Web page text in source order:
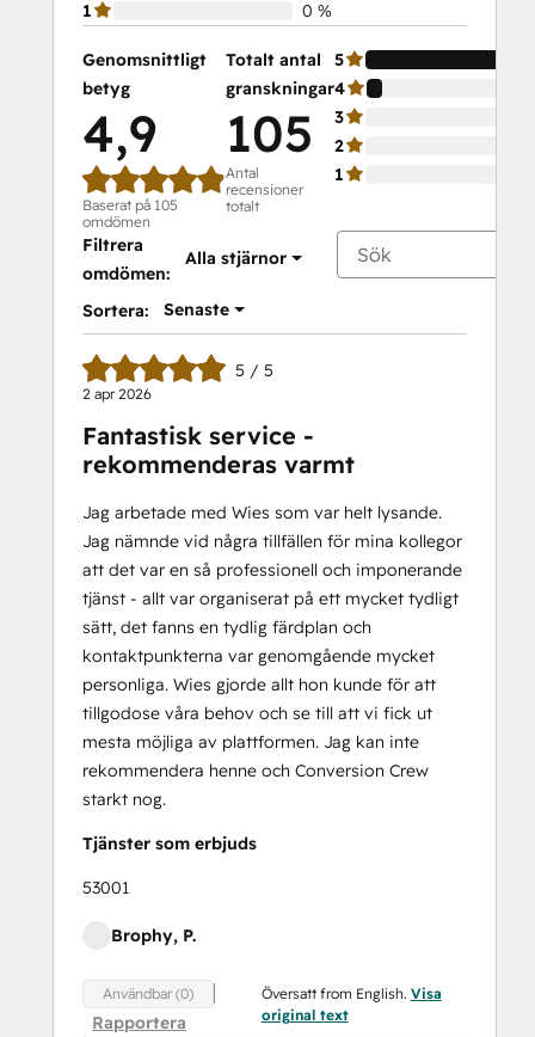
Certification
HubSpot
Solutions
Partner
HubSpot
Trainer
Inbound Marketing
With
Objectives-
Based
Onboarding
Platform Consulting
Revenue Operations
Sales
Training:
Strategies
Service Hub
Software
1 0 %
Genomsnittligt
betyg
4,9
Baserat på 105
omdömen
Totalt antal
granskningar
105
Antal
recensioner
totalt
5
4
3
2
1
Filtrera
omdömen:
Alla stjärnor
Sortera: Senaste
5 / 5
2 apr 2026
Fantastisk service -
rekommenderas varmt
Jag arbetade med Wies som var helt lysande.
Jag nämnde vid några tillfällen för mina kollegor
att det var en så professionell och imponerande
tjänst - allt var organiserat på ett mycket tydligt
sätt, det fanns en tydlig färdplan och
kontaktpunkterna var genomgående mycket
personliga. Wies gjorde allt hon kunde för att
tillgodose våra behov och se till att vi fick ut
mesta möjliga av plattformen. Jag kan inte
rekommendera henne och Conversion Crew
starkt nog.
Tjänster som erbjuds
53001
Brophy, P.
Användbar (0)
Rapportera
Översatt from English. Visa
original text